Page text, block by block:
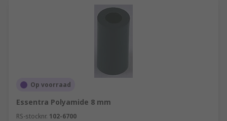
Op voorraad
Essentra Polyamide 8 mm
RS-stocknr. 102-6700